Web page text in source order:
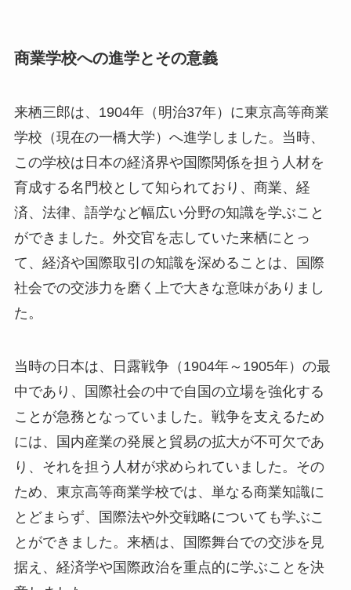
商業学校への進学とその意義
来栖三郎は、1904年（明治37年）に東京高等商業
学校（現在の一橋大学）へ進学しました。当時、
この学校は日本の経済界や国際関係を担う人材を
育成する名門校として知られており、商業、経
済、法律、語学など幅広い分野の知識を学ぶこと
ができました。外交官を志していた来栖にとっ
て、経済や国際取引の知識を深めることは、国際
社会での交渉力を磨く上で大きな意味がありまし
た。
当時の日本は、日露戦争（1904年～1905年）の最
中であり、国際社会の中で自国の立場を強化する
ことが急務となっていました。戦争を支えるため
には、国内産業の発展と貿易の拡大が不可欠であ
り、それを担う人材が求められていました。その
ため、東京高等商業学校では、単なる商業知識に
とどまらず、国際法や外交戦略についても学ぶこ
とができました。来栖は、国際舞台での交渉を見
据え、経済学や国際政治を重点的に学ぶことを決